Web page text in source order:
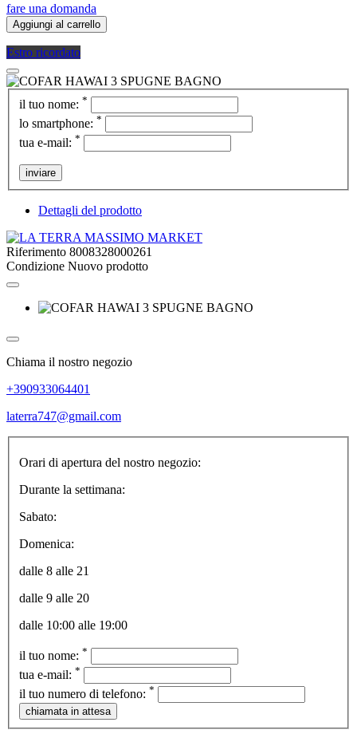
fare una domanda
Aggiungi al carrello
Estro ricordato
il tuo nome: *
lo smartphone: *
tua e-mail: *
inviare
Dettagli del prodotto
Riferimento 8008328000261
Condizione Nuovo prodotto
Chiama il nostro negozio
+390933064401
laterra747@gmail.com
Orari di apertura del nostro negozio:
Durante la settimana:
Sabato:
Domenica:
dalle 8 alle 21
dalle 9 alle 20
dalle 10:00 alle 19:00
il tuo nome: *
tua e-mail: *
il tuo numero di telefono: *